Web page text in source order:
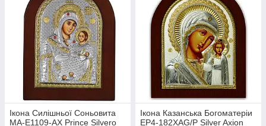
Ікона Силішньої Соньовита
МА-E1109-AX Prince Silvero
Ікона Казанська Богоматеріи
EP4-182XAG/P Silver Axion